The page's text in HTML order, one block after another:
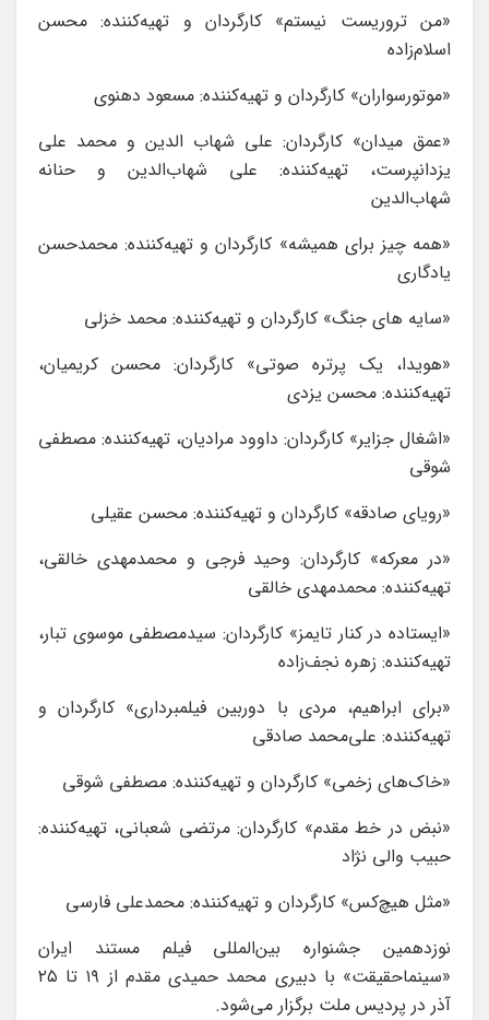
«من تروریست نیستم» کارگردان و تهیه‌کننده: محسن
اسلام‌زاده
«موتورسواران» کارگردان و تهیه‌کننده: مسعود دهنوی
«عمق میدان» کارگردان: علی شهاب الدین و محمد علی
یزدانپرست، تهیه‌کننده: علی شهاب‌الدین و حنانه
شهاب‌الدین
«همه چیز برای همیشه» کارگردان و تهیه‌کننده: محمدحسن
یادگاری
«سایه های جنگ» کارگردان و تهیه‌کننده: محمد خزلی
«هویدا، یک پرتره صوتی» کارگردان: محسن کریمیان،
تهیه‌کننده: محسن یزدی
«اشغال جزایر» کارگردان: داوود مرادیان، تهیه‌کننده: مصطفی
شوقی
«رویای صادقه» کارگردان و تهیه‌کننده: محسن عقیلی
«در معرکه» کارگردان: وحید فرجی و محمدمهدی خالقی،
تهیه‌کننده: محمدمهدی خالقی
«ایستاده در کنار تایمز» کارگردان: سیدمصطفی موسوی تبار،
تهیه‌کننده: زهره نجف‌زاده
«برای ابراهیم، مردی با دوربین فیلمبرداری» کارگردان و
تهیه‌کننده: علی‌محمد صادقی
«خاک‌های زخمی» کارگردان و تهیه‌کننده: مصطفی شوقی
«نبض در خط مقدم» کارگردان: مرتضی شعبانی، تهیه‌کننده:
حبیب والی نژاد
«مثل هیچ‌کس» کارگردان و تهیه‌کننده: محمدعلی فارسی
نوزدهمین جشنواره بین‌المللی فیلم مستند ایران
«سینماحقیقت» با دبیری محمد حمیدی مقدم از ۱۹ تا ۲۵
آذر در پردیس ملت برگزار می‌شود.